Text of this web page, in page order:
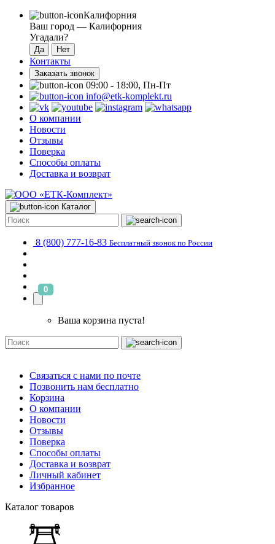
Калифорния
Ваш город — Калифорния
Угадали?
Контакты
Заказать звонок
09:00 - 18:00, Пн-Пт
info@etk-komplekt.ru
О компании
Новости
Отзывы
Поверка
Способы оплаты
Доставка и возврат
Каталог
8 (800) 777-16-83 Бесплатный звонок по России
0
Ваша корзина пуста!
Связаться с нами по почте
Позвонить нам бесплатно
Корзина
О компании
Новости
Отзывы
Поверка
Способы оплаты
Доставка и возврат
Личный кабинет
Избранное
Каталог товаров